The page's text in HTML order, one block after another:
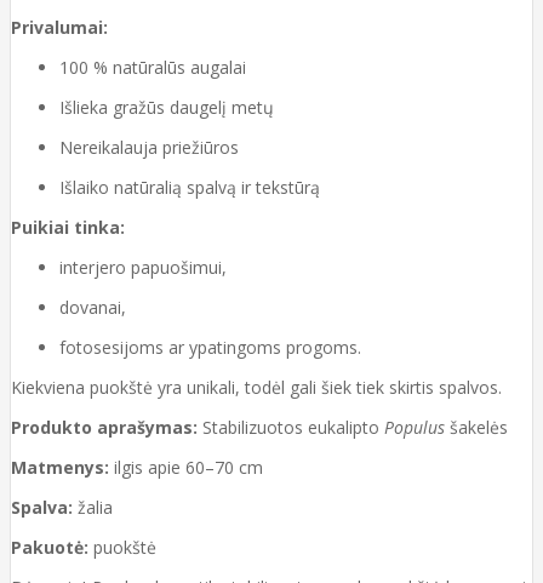
Privalumai:
100 % natūralūs augalai
Išlieka gražūs daugelį metų
Nereikalauja priežiūros
Išlaiko natūralią spalvą ir tekstūrą
Puikiai tinka:
interjero papuošimui,
dovanai,
fotosesijoms ar ypatingoms progoms.
Kiekviena puokštė yra unikali, todėl gali šiek tiek skirtis spalvos.
Produkto aprašymas: Stabilizuotos eukalipto Populus šakelės
Matmenys: ilgis apie 60–70 cm
Spalva: žalia
Pakuotė: puokštė